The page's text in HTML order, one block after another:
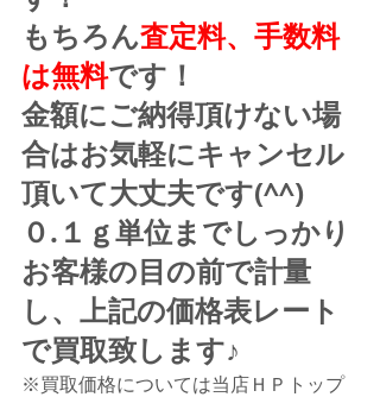
もちろん査定料、手数料
は無料です！
金額にご納得頂けない場
合はお気軽にキャンセル
頂いて大丈夫です(^^)
０.１ｇ単位までしっかり
お客様の目の前で計量
し、上記の価格表レート
で買取致します♪
※買取価格については当店ＨＰトップ